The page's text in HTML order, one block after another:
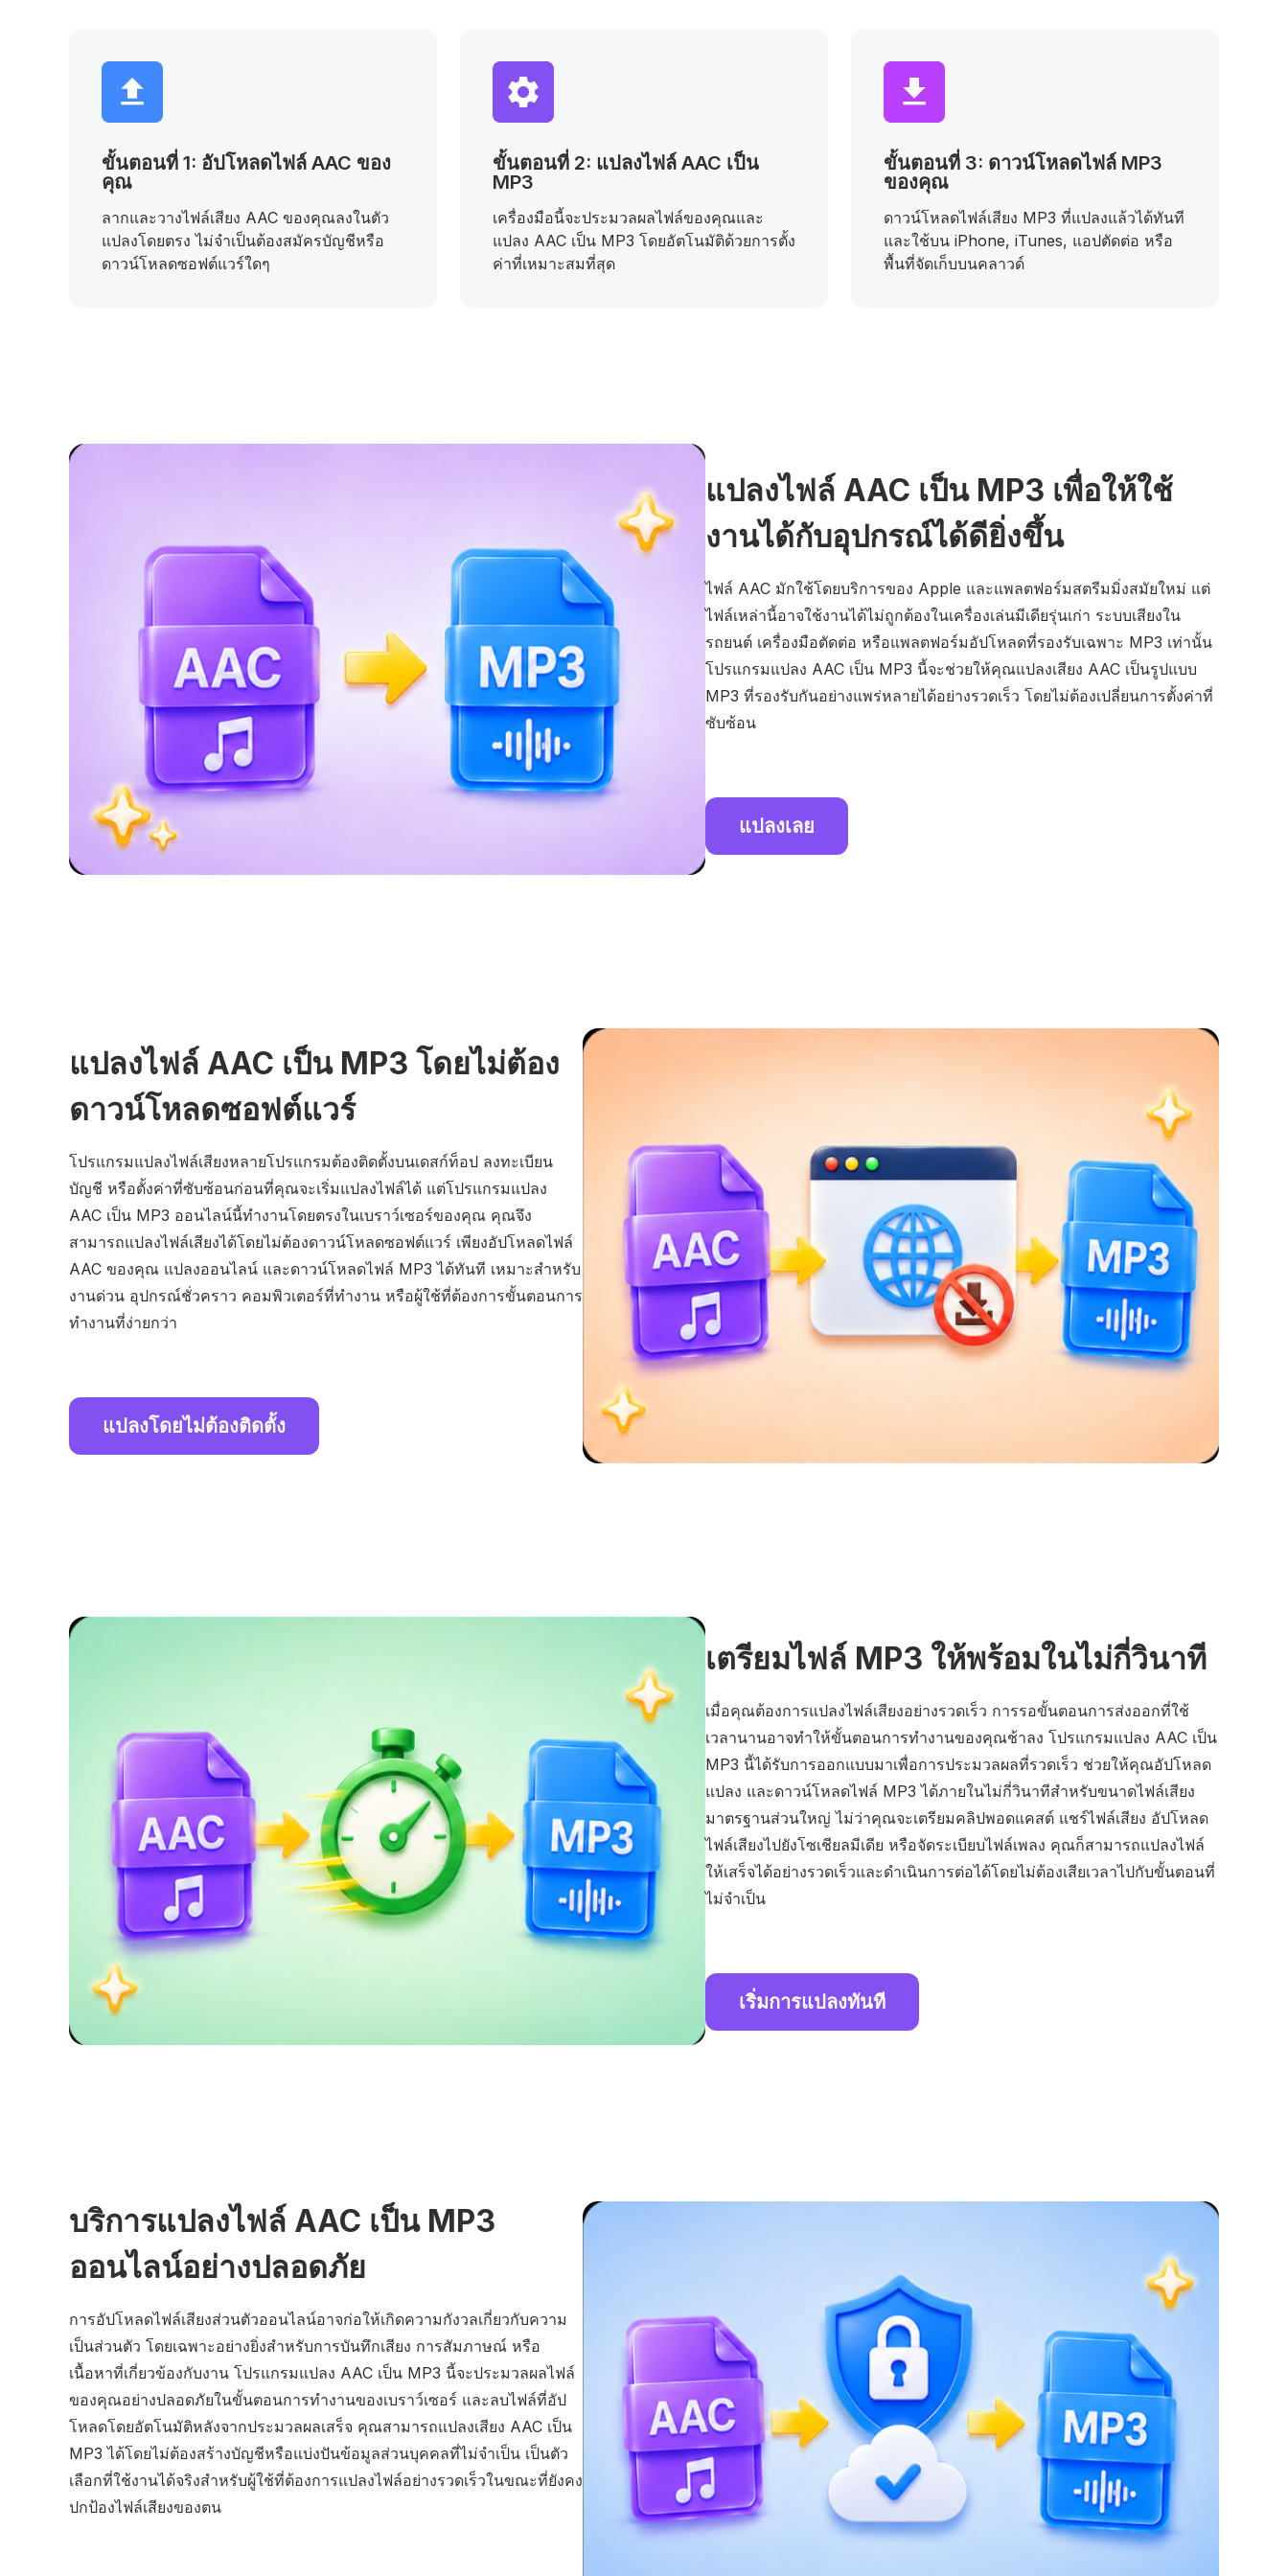
ขั้นตอนที่ 1: อัปโหลดไฟล์ AAC ของ
คุณ
ลากและวางไฟล์เสียง AAC ของคุณลงในตัว
แปลงโดยตรง ไม่จำเป็นต้องสมัครบัญชีหรือ
ดาวน์โหลดซอฟต์แวร์ใดๆ
ขั้นตอนที่ 2: แปลงไฟล์ AAC เป็น
MP3
เครื่องมือนี้จะประมวลผลไฟล์ของคุณและ
แปลง AAC เป็น MP3 โดยอัตโนมัติด้วยการตั้ง
ค่าที่เหมาะสมที่สุด
ขั้นตอนที่ 3: ดาวน์โหลดไฟล์ MP3
ของคุณ
ดาวน์โหลดไฟล์เสียง MP3 ที่แปลงแล้วได้ทันที
และใช้บน iPhone, iTunes, แอปตัดต่อ หรือ
พื้นที่จัดเก็บบนคลาวด์
แปลงไฟล์ AAC เป็น MP3 เพื่อให้ใช้
งานได้กับอุปกรณ์ได้ดียิ่งขึ้น
ไฟล์ AAC มักใช้โดยบริการของ Apple และแพลตฟอร์มสตรีมมิ่งสมัยใหม่ แต่
ไฟล์เหล่านี้อาจใช้งานได้ไม่ถูกต้องในเครื่องเล่นมีเดียรุ่นเก่า ระบบเสียงใน
รถยนต์ เครื่องมือตัดต่อ หรือแพลตฟอร์มอัปโหลดที่รองรับเฉพาะ MP3 เท่านั้น
โปรแกรมแปลง AAC เป็น MP3 นี้จะช่วยให้คุณแปลงเสียง AAC เป็นรูปแบบ
MP3 ที่รองรับกันอย่างแพร่หลายได้อย่างรวดเร็ว โดยไม่ต้องเปลี่ยนการตั้งค่าที่
ซับซ้อน
แปลงเลย
แปลงไฟล์ AAC เป็น MP3 โดยไม่ต้อง
ดาวน์โหลดซอฟต์แวร์
โปรแกรมแปลงไฟล์เสียงหลายโปรแกรมต้องติดตั้งบนเดสก์ท็อป ลงทะเบียน
บัญชี หรือตั้งค่าที่ซับซ้อนก่อนที่คุณจะเริ่มแปลงไฟล์ได้ แต่โปรแกรมแปลง
AAC เป็น MP3 ออนไลน์นี้ทำงานโดยตรงในเบราว์เซอร์ของคุณ คุณจึง
สามารถแปลงไฟล์เสียงได้โดยไม่ต้องดาวน์โหลดซอฟต์แวร์ เพียงอัปโหลดไฟล์
AAC ของคุณ แปลงออนไลน์ และดาวน์โหลดไฟล์ MP3 ได้ทันที เหมาะสำหรับ
งานด่วน อุปกรณ์ชั่วคราว คอมพิวเตอร์ที่ทำงาน หรือผู้ใช้ที่ต้องการขั้นตอนการ
ทำงานที่ง่ายกว่า
แปลงโดยไม่ต้องติดตั้ง
เตรียมไฟล์ MP3 ให้พร้อมในไม่กี่วินาที
เมื่อคุณต้องการแปลงไฟล์เสียงอย่างรวดเร็ว การรอขั้นตอนการส่งออกที่ใช้
เวลานานอาจทำให้ขั้นตอนการทำงานของคุณช้าลง โปรแกรมแปลง AAC เป็น
MP3 นี้ได้รับการออกแบบมาเพื่อการประมวลผลที่รวดเร็ว ช่วยให้คุณอัปโหลด
แปลง และดาวน์โหลดไฟล์ MP3 ได้ภายในไม่กี่วินาทีสำหรับขนาดไฟล์เสียง
มาตรฐานส่วนใหญ่ ไม่ว่าคุณจะเตรียมคลิปพอดแคสต์ แชร์ไฟล์เสียง อัปโหลด
ไฟล์เสียงไปยังโซเชียลมีเดีย หรือจัดระเบียบไฟล์เพลง คุณก็สามารถแปลงไฟล์
ให้เสร็จได้อย่างรวดเร็วและดำเนินการต่อได้โดยไม่ต้องเสียเวลาไปกับขั้นตอนที่
ไม่จำเป็น
เริ่มการแปลงทันที
บริการแปลงไฟล์ AAC เป็น MP3
ออนไลน์อย่างปลอดภัย
การอัปโหลดไฟล์เสียงส่วนตัวออนไลน์อาจก่อให้เกิดความกังวลเกี่ยวกับความ
เป็นส่วนตัว โดยเฉพาะอย่างยิ่งสำหรับการบันทึกเสียง การสัมภาษณ์ หรือ
เนื้อหาที่เกี่ยวข้องกับงาน โปรแกรมแปลง AAC เป็น MP3 นี้จะประมวลผลไฟล์
ของคุณอย่างปลอดภัยในขั้นตอนการทำงานของเบราว์เซอร์ และลบไฟล์ที่อัป
โหลดโดยอัตโนมัติหลังจากประมวลผลเสร็จ คุณสามารถแปลงเสียง AAC เป็น
MP3 ได้โดยไม่ต้องสร้างบัญชีหรือแบ่งปันข้อมูลส่วนบุคคลที่ไม่จำเป็น เป็นตัว
เลือกที่ใช้งานได้จริงสำหรับผู้ใช้ที่ต้องการแปลงไฟล์อย่างรวดเร็วในขณะที่ยังคง
ปกป้องไฟล์เสียงของตน